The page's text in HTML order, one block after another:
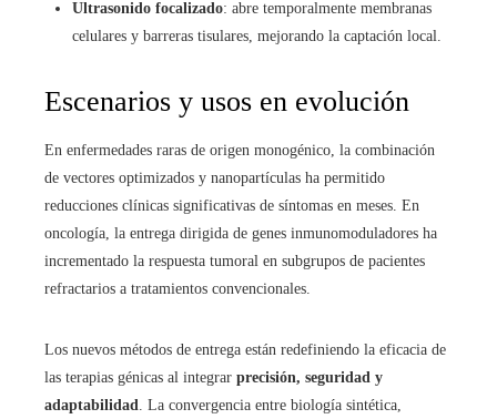
Ultrasonido focalizado: abre temporalmente membranas
celulares y barreras tisulares, mejorando la captación local.
Escenarios y usos en evolución
En enfermedades raras de origen monogénico, la combinación
de vectores optimizados y nanopartículas ha permitido
reducciones clínicas significativas de síntomas en meses. En
oncología, la entrega dirigida de genes inmunomoduladores ha
incrementado la respuesta tumoral en subgrupos de pacientes
refractarios a tratamientos convencionales.
Los nuevos métodos de entrega están redefiniendo la eficacia de
las terapias génicas al integrar precisión, seguridad y
adaptabilidad. La convergencia entre biología sintética,